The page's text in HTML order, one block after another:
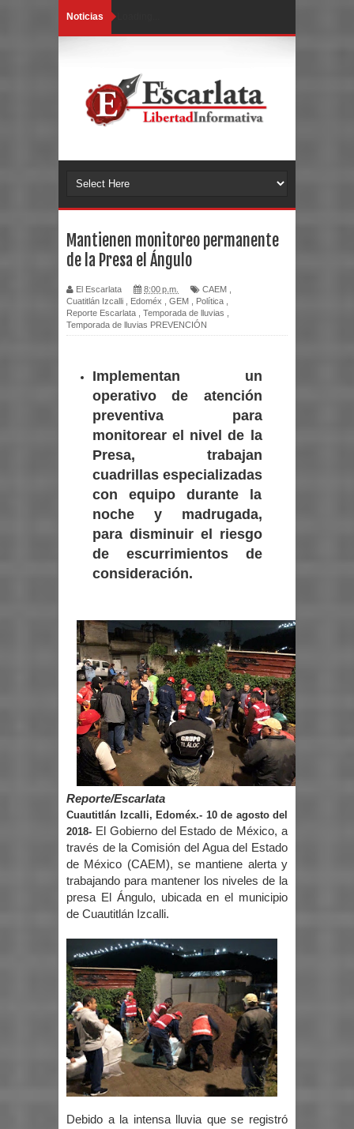
Noticias
Mantienen monitoreo permanente
de la Presa el Ángulo
El Escarlata 8:00 p.m. CAEM
Cuatitlán Izcalli
Edoméx GEM Política
Reporte Escarlata
Temporada de lluvias
Temporada de lluvias PREVENCIÓN
Implementan un
operativo de atención
preventiva para
monitorear el nivel de la
Presa, trabajan
cuadrillas especializadas
con equipo durante la
noche y madrugada,
para disminuir el riesgo
de escurrimientos de
consideración.
Reporte/Escarlata
Cuautitlán Izcalli, Edoméx.- 10 de agosto del
2018- El Gobierno del Estado de México, a
través de la Comisión del Agua del Estado
de México (CAEM), se mantiene alerta y
trabajando para mantener los niveles de la
presa El Ángulo, ubicada en el municipio
de Cuautitlán Izcalli.
Debido a la intensa lluvia que se registró